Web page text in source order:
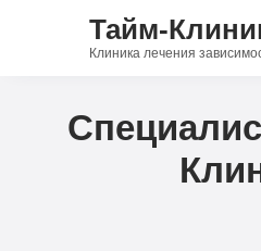
Тайм-
Клиника лечения